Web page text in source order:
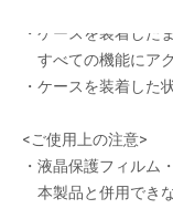
・ケースを装着した
すべての機能にア
・ケースを装着した
<ご使用上の注意>
・液晶保護フィルム
本製品と併用でき